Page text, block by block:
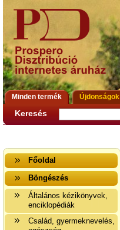
Minden termék Újdonságok
Keresés
Főoldal
Böngészés
Általános kézikönyvek,
enciklopédiák
Család, gyermeknevelés,